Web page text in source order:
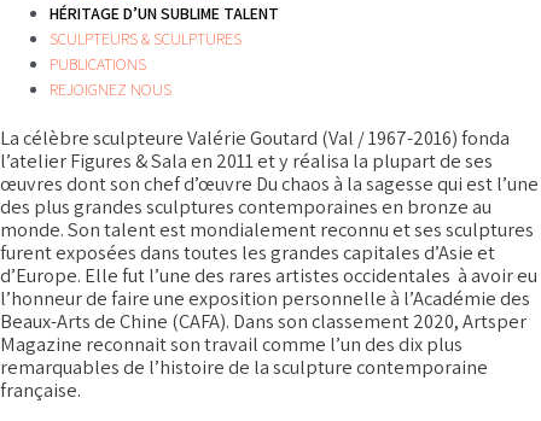
HÉRITAGE D’UN SUBLIME TALENT
SCULPTEURS & SCULPTURES
PUBLICATIONS
REJOIGNEZ NOUS
La célèbre sculpteure Valérie Goutard (Val / 1967-2016) fonda
l’atelier Figures & Sala en 2011 et y réalisa la plupart de ses
œuvres dont son chef d’œuvre Du chaos à la sagesse qui est l’une
des plus grandes sculptures contemporaines en bronze au
monde. Son talent est mondialement reconnu et ses sculptures
furent exposées dans toutes les grandes capitales d’Asie et
d’Europe. Elle fut l’une des rares artistes occidentales à avoir eu
l’honneur de faire une exposition personnelle à l’Académie des
Beaux-Arts de Chine (CAFA). Dans son classement 2020, Artsper
Magazine reconnait son travail comme l’un des dix plus
remarquables de l’histoire de la sculpture contemporaine
française.